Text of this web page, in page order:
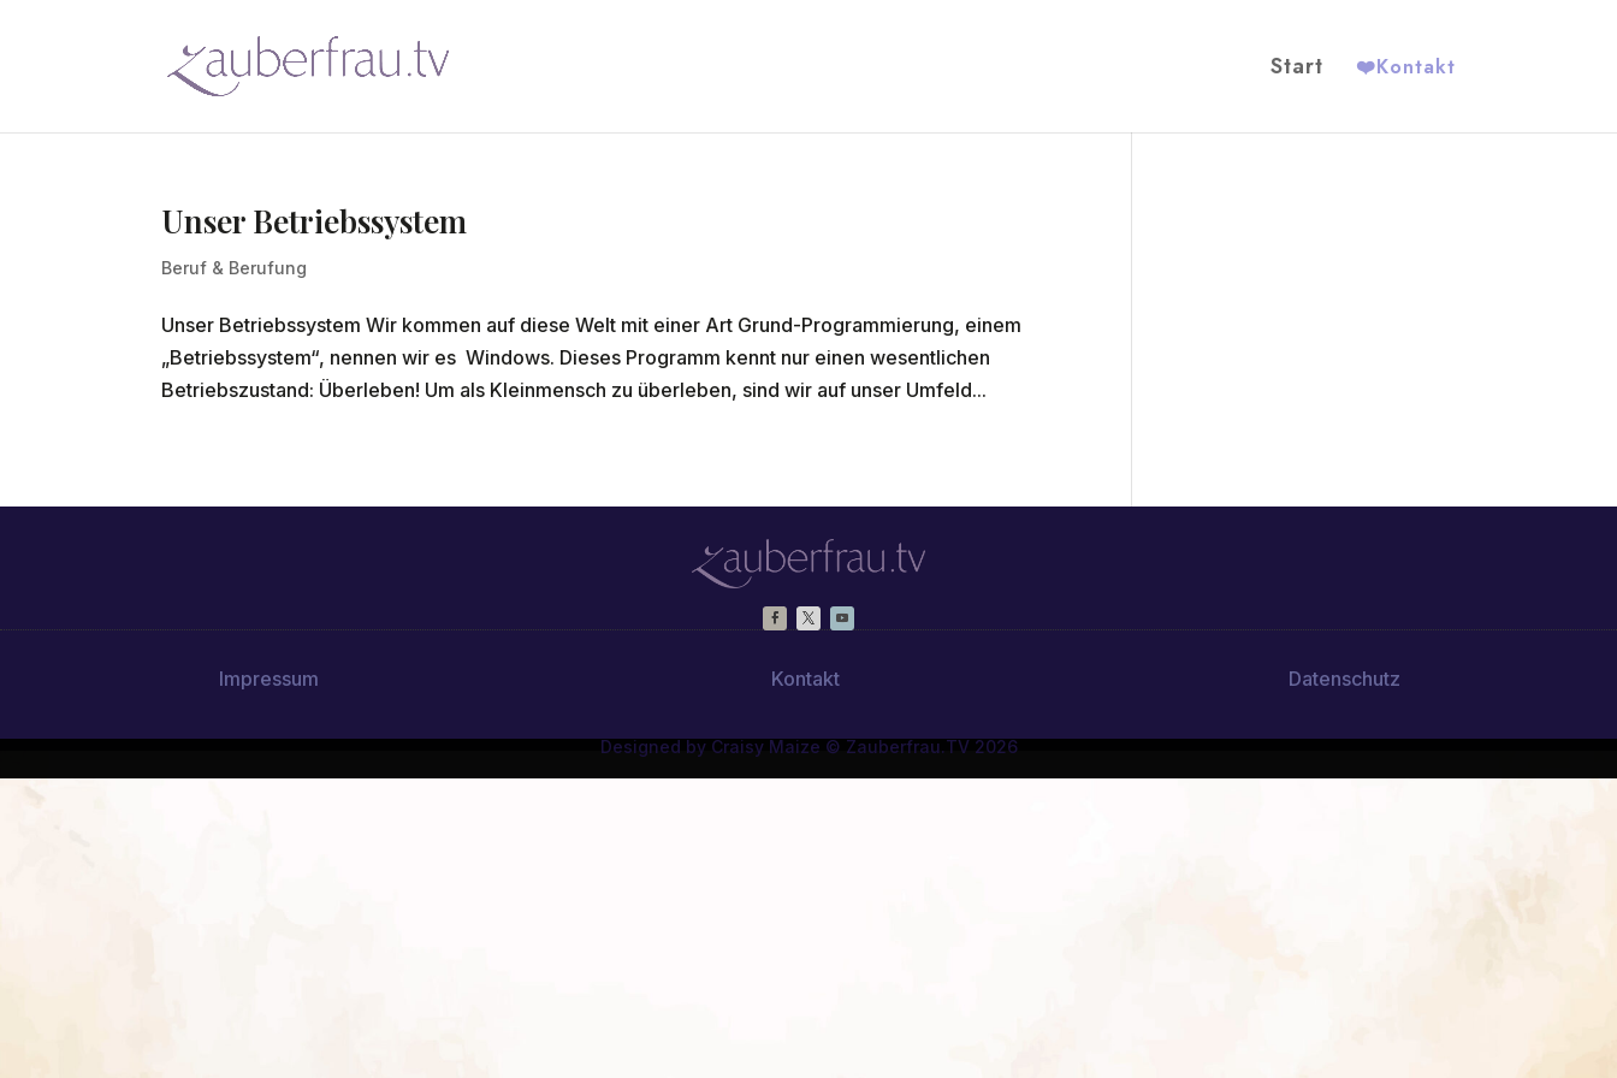
Start ❤️Kontakt
Unser Betriebssystem
Beruf & Berufung
Unser Betriebssystem Wir kommen auf diese Welt mit einer Art Grund-Programmierung, einem
„Betriebssystem“, nennen wir es Windows. Dieses Programm kennt nur einen wesentlichen
Betriebszustand: Überleben! Um als Kleinmensch zu überleben, sind wir auf unser Umfeld...
Impressum Kontakt Datenschutz
Designed by Craisy Maize © Zauberfrau.TV 2026